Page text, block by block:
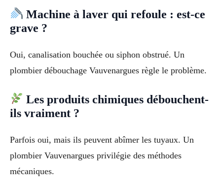
Machine à laver qui refoule : est-ce
grave ?
Oui, canalisation bouchée ou siphon obstrué. Un
plombier débouchage Vauvenargues règle le problème.
Les produits chimiques débouchent-
ils vraiment ?
Parfois oui, mais ils peuvent abîmer les tuyaux. Un
plombier Vauvenargues privilégie des méthodes
mécaniques.